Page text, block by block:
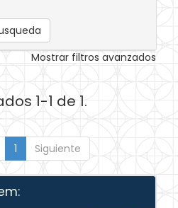
Mostrar filtros avanzados
1-1 de 1.
1 Siguiente